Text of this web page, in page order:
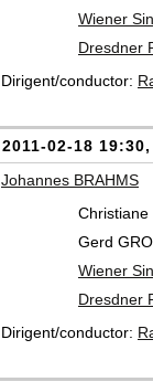
Wiener
Dresdner
Dirigent/conductor:
2011-02-18 19:30,
Johannes BRAHMS
Christiane
Gerd
Wiener
Dresdner
Dirigent/conductor: